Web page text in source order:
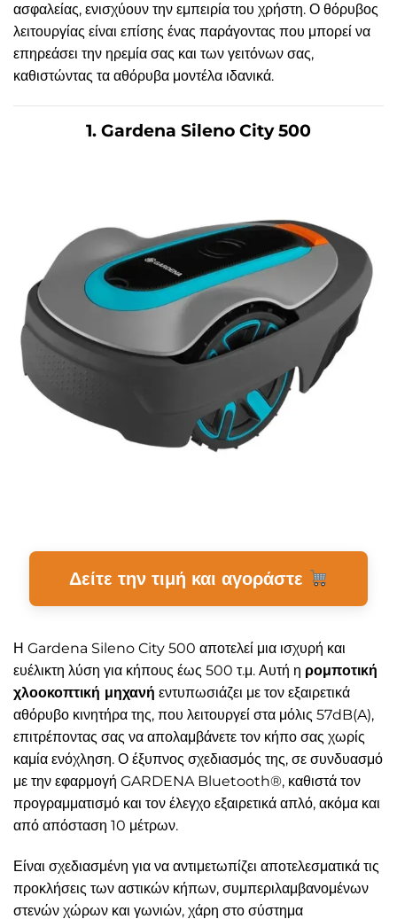
ασφαλείας, ενισχύουν την εμπειρία του χρήστη. Ο θόρυβος
λειτουργίας είναι επίσης ένας παράγοντας που μπορεί να
επηρεάσει την ηρεμία σας και των γειτόνων σας,
καθιστώντας τα αθόρυβα μοντέλα ιδανικά.
1. Gardena Sileno City 500
Δείτε την τιμή και αγοράστε
Η Gardena Sileno City 500 αποτελεί μια ισχυρή και
ευέλικτη λύση για κήπους έως 500 τ.μ. Αυτή η ρομποτική
χλοοκοπτική μηχανή εντυπωσιάζει με τον εξαιρετικά
αθόρυβο κινητήρα της, που λειτουργεί στα μόλις 57dB(A),
επιτρέποντας σας να απολαμβάνετε τον κήπο σας χωρίς
καμία ενόχληση. Ο έξυπνος σχεδιασμός της, σε συνδυασμό
με την εφαρμογή GARDENA Bluetooth®, καθιστά τον
προγραμματισμό και τον έλεγχο εξαιρετικά απλό, ακόμα και
από απόσταση 10 μέτρων.
Είναι σχεδιασμένη για να αντιμετωπίζει αποτελεσματικά τις
προκλήσεις των αστικών κήπων, συμπεριλαμβανομένων
στενών χώρων και γωνιών, χάρη στο σύστημα